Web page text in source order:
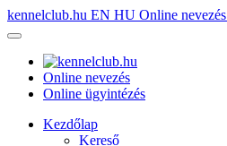
kennelclub.hu EN HU Online nevezés
Online nevezés
Online ügyintézés
Kezdőlap
Kereső